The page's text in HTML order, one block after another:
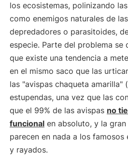
los ecosistemas, polinizando
como enemigos naturales de
depredadores o parasitoides,
especie. Parte del problema se
que existe una tendencia a
en el mismo saco que las
las "avispas chaqueta amarilla"
estupendas, una vez que las
que el 99% de las avispas no
funcional en absoluto, y la
parecen en nada a los famosos
y rayados.